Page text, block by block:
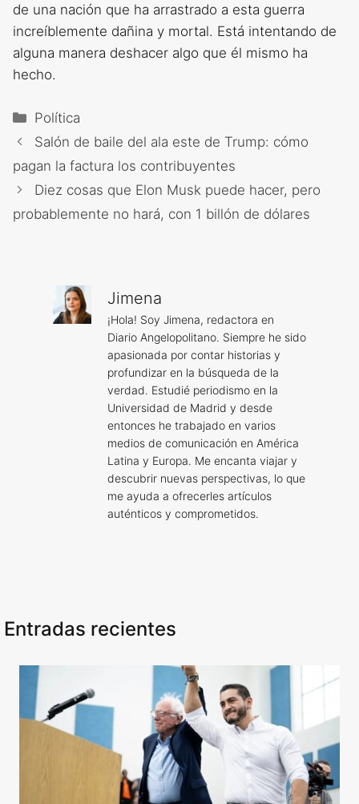
de una nación que ha arrastrado a esta guerra
increíblemente dañina y mortal. Está intentando de
alguna manera deshacer algo que él mismo ha
hecho.
Categorías
Política
Salón de baile del ala este de Trump: cómo
pagan la factura los contribuyentes
Diez cosas que Elon Musk puede hacer, pero
probablemente no hará, con 1 billón de dólares
Jimena
¡Hola! Soy Jimena, redactora en
Diario Angelopolitano. Siempre he sido
apasionada por contar historias y
profundizar en la búsqueda de la
verdad. Estudié periodismo en la
Universidad de Madrid y desde
entonces he trabajado en varios
medios de comunicación en América
Latina y Europa. Me encanta viajar y
descubrir nuevas perspectivas, lo que
me ayuda a ofrecerles artículos
auténticos y comprometidos.
Entradas recientes